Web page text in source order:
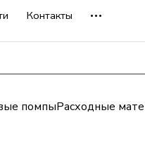
Контакты
помпыРасходные